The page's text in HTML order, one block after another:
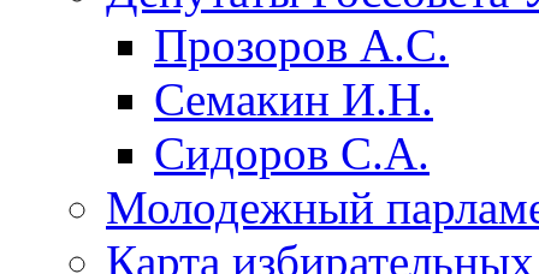
Прозоров А.С.
Семакин И.Н.
Сидоров С.А.
Молодежный
Карта